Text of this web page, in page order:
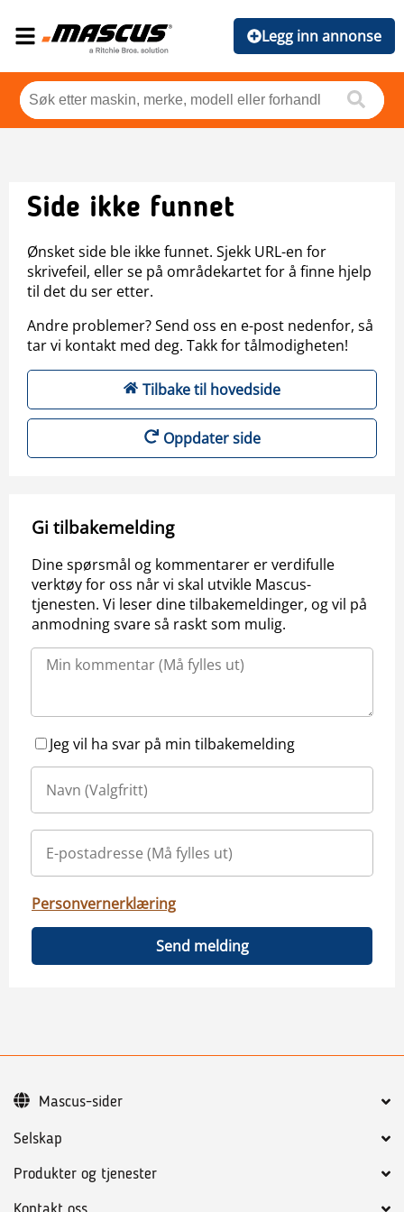
Legg inn annonse
Side ikke funnet
Ønsket side ble ikke funnet. Sjekk URL-en for
skrivefeil, eller se på områdekartet for å finne hjelp
til det du ser etter.
Andre problemer? Send oss en e-post nedenfor, så
tar vi kontakt med deg. Takk for tålmodigheten!
Tilbake til hovedside
Oppdater side
Gi tilbakemelding
Dine spørsmål og kommentarer er verdifulle
verktøy for oss når vi skal utvikle Mascus-
tjenesten. Vi leser dine tilbakemeldinger, og vil på
anmodning svare så raskt som mulig.
Jeg vil ha svar på min tilbakemelding
Personvernerklæring
Send melding
Selskap
Produkter og tjenester
Mascus-sider